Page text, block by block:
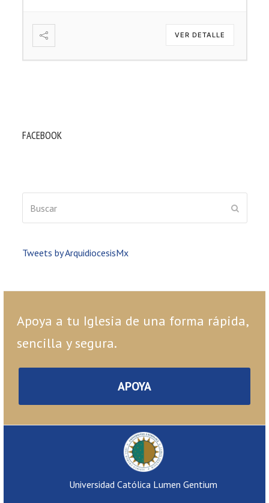
VER DETALLE
FACEBOOK
Tweets by ArquidiocesisMx
Apoya a tu Iglesia de una forma rápida,
sencilla y segura.
APOYA
Universidad Católica Lumen Gentium